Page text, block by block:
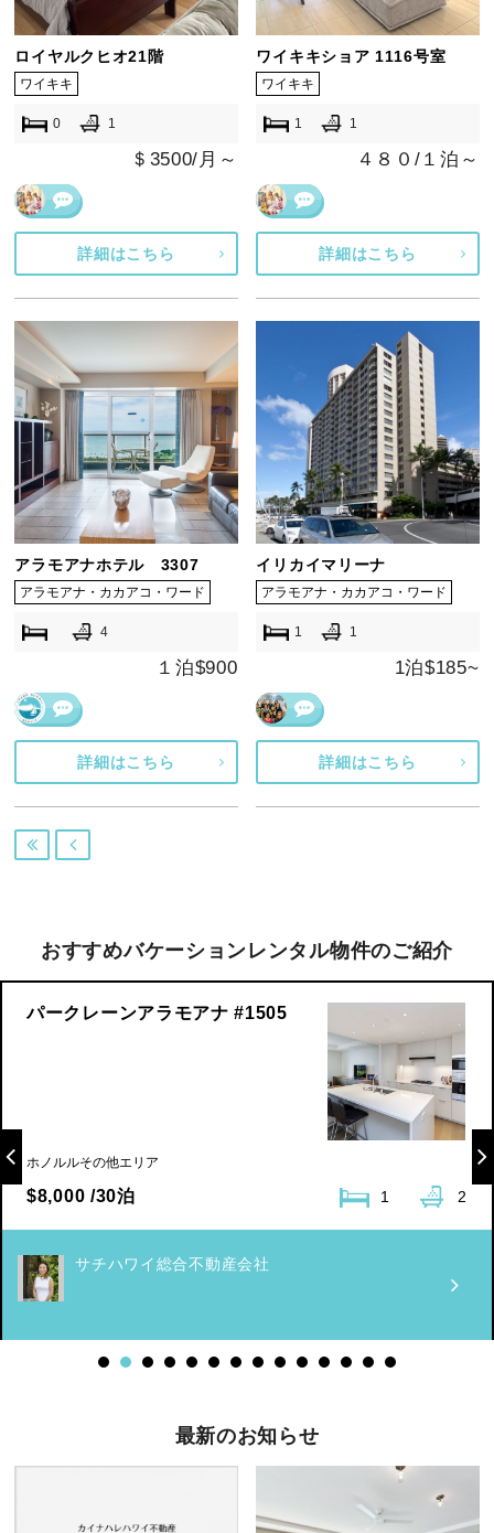
ロイヤルクヒオ21階
ワイキキ
0 1
＄3500/月～
詳細はこちら
ワイキキショア 1116号室
ワイキキ
1 1
４８０/１泊～
詳細はこちら
アラモアナホテル 3307
アラモアナ・カカアコ・ワード
4
１泊$900
詳細はこちら
イリカイマリーナ
アラモアナ・カカアコ・ワード
1 1
1泊$185~
詳細はこちら
 
おすすめバケーションレンタル物件のご紹介
パークレーンアラモアナ #1505
ホノルルその他エリア
$8,000 /30泊 1 2
サチハワイ総合不動産会社
最新のお知らせ